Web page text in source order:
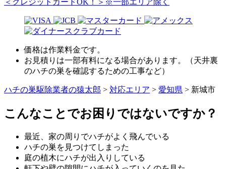
価格は作業料金です。
お見積りは一部有料になる場合があります。（天井裏
のハチの巣を確認するための工事など）
ハチの巣駆除業者の猿太郎 > 対応エリア > 愛知県 > 新城市
こんなことでお困りではないですか？
最近、家の周りでハチがよく飛んでいる
ハチの巣を見つけてしまった
庭の植木にハチが出入りしている